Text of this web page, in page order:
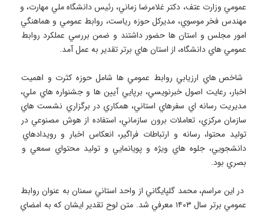
عمومي وزارت عتف، دكتر غلامرضا زماني، رئيس دانشگاه ملي مهارت، و
مهندس فخر موسوي، مديركل حوزه رياست، روابط عمومي و هماهنگي
امور مجلس و استان ها حضور داشتند و ضمن بررسي عملكرد روابط
شاخص هاي ارزيابي روابط عمومي ها شامل حوزه كثرت و اهميت
اخبار، رعايت اصول خبرنويسي، برپايي آيين ها و جشنواره هاي ملي،
مديريت رسانه اي سفرهاي استاني، همكاري در برگزاري نشست هاي
سازمان مركزي، تعاملات برون سازماني، استفاده از هوش مصنوعي در
توليد محتوا، رسانه و ارتباطات فراگير، انعكاس اخبار و رويدادهاي
دانشجويي، جلوه هاي ويژه و پويانمايي و توليد محتواي سمعي و
در اين مراسم، محمد گلپايگاني از واحد استاني سمنان به عنوان روابط
عمومي برتر سال ۱۴۰۳ معرفي شد. متن لوح تقدير ايشان كه به امضاي